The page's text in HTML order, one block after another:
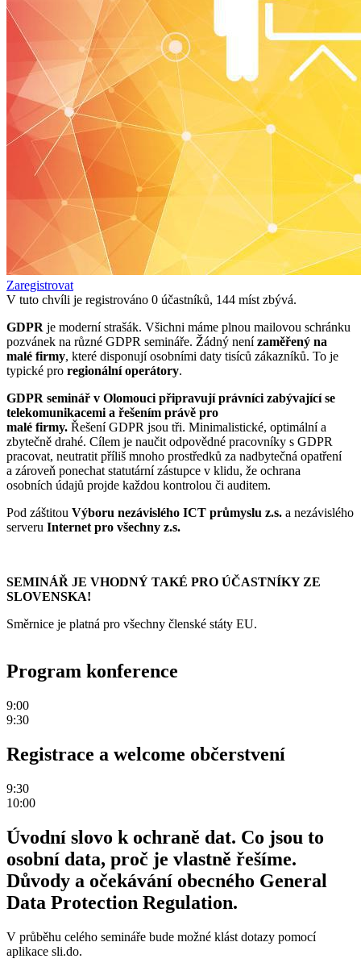
Zaregistrovat
V tuto chvíli je registrováno 0 účastníků, 144 míst zbývá.
GDPR je moderní strašák. Všichni máme plnou mailovou schránku
pozvánek na různé GDPR semináře. Žádný nenízaměřený na
malé firmy, které disponují osobními daty tisíců zákazníků. To je
typické pro regionální operátory.
GDPR seminář v Olomouci připravují právníci zabývající se
telekomunikacemi a řešením právě pro
malé firmy. Řešení GDPR jsou tři. Minimalistické, optimální a
zbytečně drahé. Cílem je naučit odpovědné pracovníky s GDPR
pracovat, neutratit příliš mnoho prostředků za nadbytečná opatření
a zároveň ponechat statutární zástupce v klidu, že ochrana
osobních údajů projde každou kontrolou či auditem.
Pod záštitou Výboru nezávislého ICT průmyslu z.s. a nezávislého
serveru Internet pro všechny z.s.
SEMINÁŘ JE VHODNÝ TAKÉ PRO ÚČASTNÍKY ZE
SLOVENSKA!
Směrnice je platná pro všechny členské státy EU.
Program konference
9:00
9:30
Registrace a welcome občerstvení
9:30
10:00
Úvodní slovo k ochraně dat. Co jsou to
osobní data, proč je vlastně řešíme.
Důvody a očekávání obecného General
Data Protection Regulation.
V průběhu celého semináře bude možné klást dotazy pomocí
aplikace sli.do.